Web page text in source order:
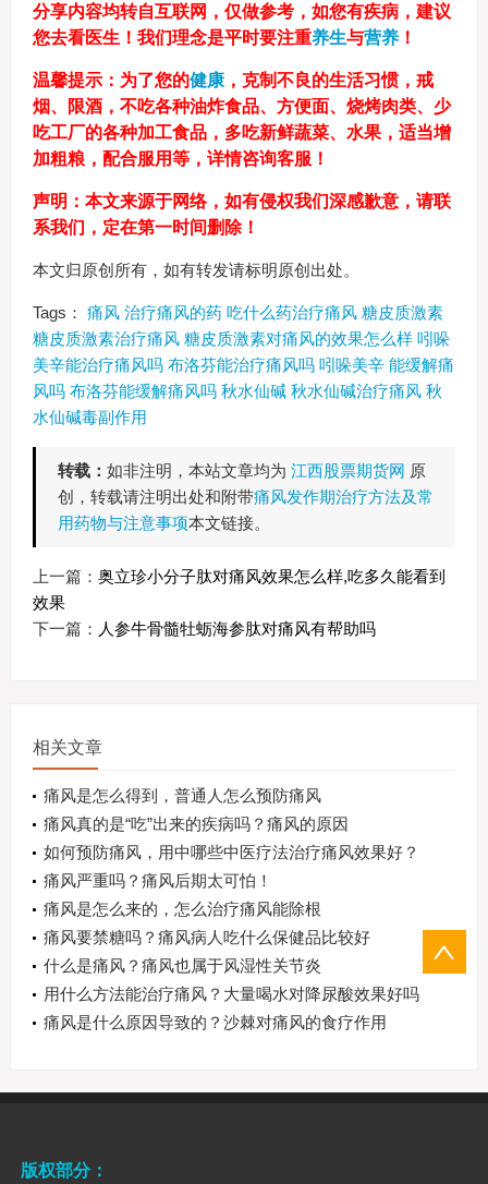
分享内容均转自互联网，仅做参考，如您有疾病，建议
您去看医生！我们理念是平时要注重养生与营养！
温馨提示：为了您的健康，克制不良的生活习惯，戒
烟、限酒，不吃各种油炸食品、方便面、烧烤肉类、少
吃工厂的各种加工食品，多吃新鲜蔬菜、水果，适当增
加粗粮，配合服用等，详情咨询客服！
声明：本文来源于网络，如有侵权我们深感歉意，请联
系我们，定在第一时间删除！
本文归原创所有，如有转发请标明原创出处。
Tags： 痛风 治疗痛风的药 吃什么药治疗痛风 糖皮质激素
糖皮质激素治疗痛风 糖皮质激素对痛风的效果怎么样 吲哚
美辛能治疗痛风吗 布洛芬能治疗痛风吗 吲哚美辛 能缓解痛
风吗 布洛芬能缓解痛风吗 秋水仙碱 秋水仙碱治疗痛风 秋
水仙碱毒副作用
转载： 如非注明，本站文章均为 江西股票期货网 原
创，转载请注明出处和附带痛风发作期治疗方法及常
用药物与注意事项本文链接。
上一篇： 奥立珍小分子肽对痛风效果怎么样,吃多久能看到
效果
下一篇： 人参牛骨髓牡蛎海参肽对痛风有帮助吗
相关文章
痛风是怎么得到，普通人怎么预防痛风
痛风真的是“吃”出来的疾病吗？痛风的原因
如何预防痛风，用中哪些中医疗法治疗痛风效果好？
痛风严重吗？痛风后期太可怕！
痛风是怎么来的，怎么治疗痛风能除根
痛风要禁糖吗？痛风病人吃什么保健品比较好
什么是痛风？痛风也属于风湿性关节炎
用什么方法能治疗痛风？大量喝水对降尿酸效果好吗
痛风是什么原因导致的？沙棘对痛风的食疗作用
版权部分：